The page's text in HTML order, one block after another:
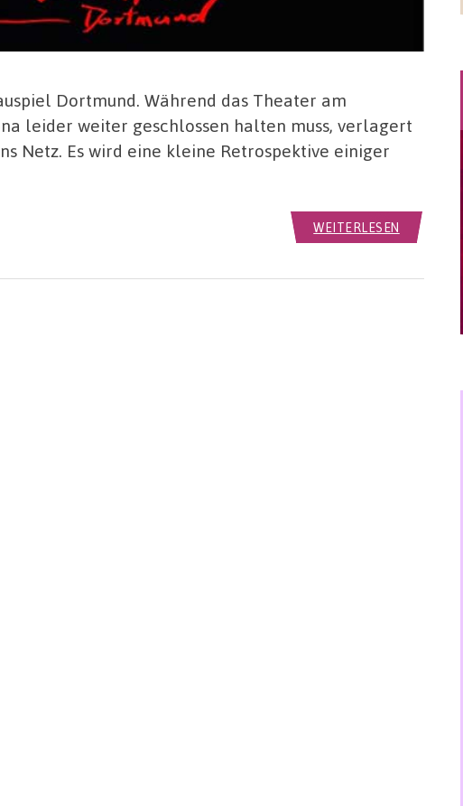
Dortmund. Während das Theater am
leider weiter geschlossen halten muss, verlagert
Netz. Es wird eine kleine Retrospektive einiger
WEITERLESEN